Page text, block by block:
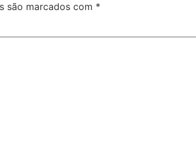
são marcados com *